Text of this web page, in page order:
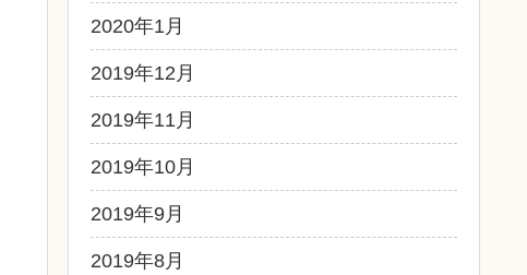
2020年1月
2019年12月
2019年11月
2019年10月
2019年9月
2019年8月